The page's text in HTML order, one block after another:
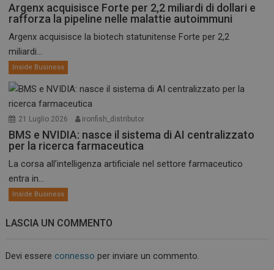
Argenx acquisisce Forte per 2,2 miliardi di dollari e
rafforza la pipeline nelle malattie autoimmuni
Argenx acquisisce la biotech statunitense Forte per 2,2
miliardi...
Inside Business
21 Luglio 2026 ironfish_distributor
BMS e NVIDIA: nasce il sistema di AI centralizzato
per la ricerca farmaceutica
La corsa all’intelligenza artificiale nel settore farmaceutico
entra in...
Inside Business
LASCIA UN COMMENTO
Devi essereconnesso per inviare un commento.